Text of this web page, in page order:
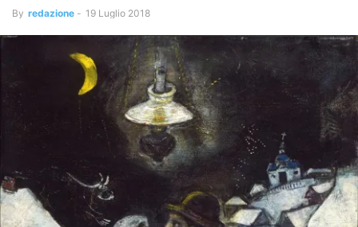
By redazione - 19 Luglio 2018